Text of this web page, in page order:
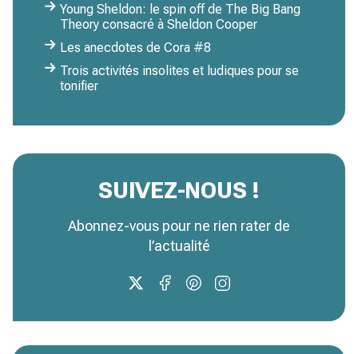
Young Sheldon: le spin off de The Big Bang
Theory consacré à Sheldon Cooper
Les anecdotes de Cora #8
Trois activités insolites et ludiques pour se
tonifier
SUIVEZ-NOUS !
Abonnez-vous pour ne rien rater de
l’actualité